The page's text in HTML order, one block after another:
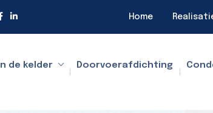
Home
de kelder Doorvoerafdichting